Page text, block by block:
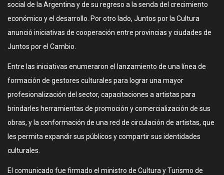
social de la Argentina y de su regreso a la senda del crecimiento
económico y el desarrollo. Por otro lado, Juntos por la Cultura
anunció iniciativas de cooperación entre provincias y ciudades de
Juntos por el Cambio.
Entre las iniciativas enumeraron el lanzamiento de una línea de
formación de gestores culturales para lograr una mayor
profesionalización del sector, capacitaciones a artistas para
brindarles herramientas de promoción y comercialización de sus
obras, y la conformación de una red de circulación de artistas, que
les permita expandir sus públicos y compartir sus identidades
culturales.
El comunicado fue firmado el ministro de Cultura y Turismo de